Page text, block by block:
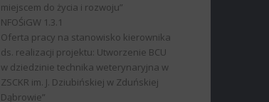
miejscem do życia i rozwoju”
NFOŚiGW 1.3.1
Oferta pracy na stanowisko kierownika
ds. realizacji projektu: Utworzenie BCU
w dziedzinie technika weterynaryjna w
ZSCKR im. J. Dziubińskiej w Zduńskiej
Dąbrowie”